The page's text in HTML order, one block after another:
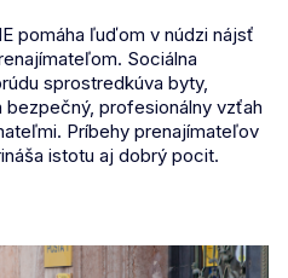
pomáha ľuďom v núdzi nájsť
Sociálna
sprostredkúva byty,
profesionálny vzťah
Príbehy prenajímateľov
istotu aj dobrý pocit.